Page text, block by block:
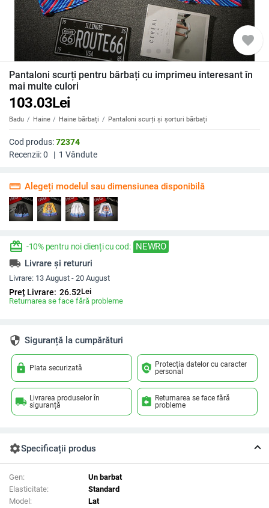
favorite
Pantaloni scurți pentru bărbați cu imprimeu interesant în
mai multe culori
103.03Lei
Badu Haine Haine bărbați Pantaloni scurți și șorturi bărbați
Cod produs:72374
Recenzii:0 | 1 Vândute
straighten Alegeți modelul sau dimensiunea disponibilă
redeem -10% pentru noi clienți cu cod: NEWRO
local_shipping Livrare și retururi
Livrare: 13 August - 20 August
Preț Livrare: 26.52Lei
Returnarea se face fără probleme
security Siguranță la cumpărături
lock Plata securizată policy Protecția datelor cu caracter
personal
local_shipping Livrarea produselor în
siguranță
assignment_return Returnarea se face fără
probleme
settingsSpecificații produs
Gen:
Un barbat
Elasticitate:
Standard
Model:
Lat